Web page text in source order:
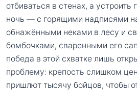
отбиваться в стенах, а
ночь — с горящими надписями
обнажёнными неками в лесу и
бомбочками, сваренными его
победа в этой схватке лишь
проблему: крепость слишком
пришлют тысячу бойцов, чтобы